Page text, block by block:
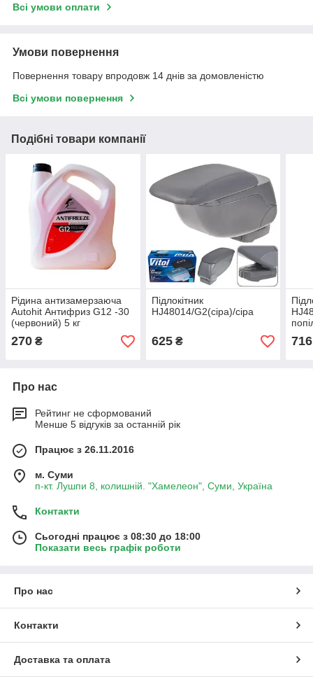
Всі умови оплати
Умови повернення
Повернення товару впродовж 14 днів за домовленістю
Всі умови повернення
Подібні товари компанії
Рідина антизамерзаюча
Autohit Антифриз G12 -30
(червоний) 5 кг
270 ₴
Підлокітник
HJ48014/G2(сіра)/сіра
625₴ 716
Про нас
Рейтинг не сформований
Менше 5 відгуків за останній рік
Працює з 26.11.2016
м. Суми
п-кт. Лушпи 8, колишній. "Хамелеон", Суми, Україна
Контакти
Сьогодні працює з 08:30 до 18:00
Показати весь графік роботи
Про нас
Контакти
Доставка та оплата